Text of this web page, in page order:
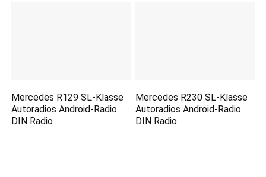
Mercedes R129 SL-Klasse
Autoradios Android-Radio
DIN Radio
Mercedes R230 SL-Klasse
Autoradios Android-Radio
DIN Radio